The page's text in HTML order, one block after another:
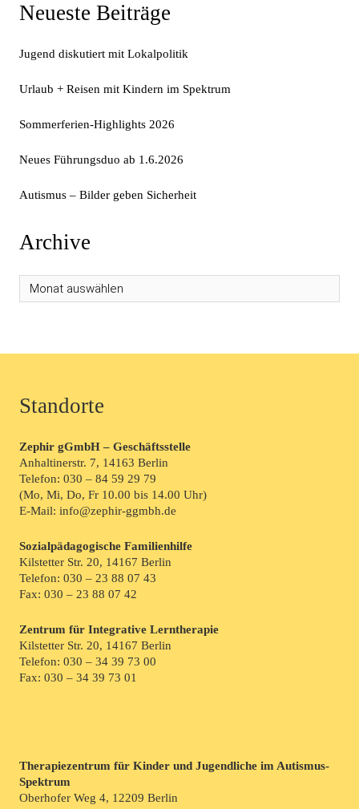
Neueste Beiträge
Jugend diskutiert mit Lokalpolitik
Urlaub + Reisen mit Kindern im Spektrum
Sommerferien-Highlights 2026
Neues Führungsduo ab 1.6.2026
Autismus – Bilder geben Sicherheit
Archive
Standorte
Zephir gGmbH – Geschäftsstelle
Anhaltinerstr. 7, 14163 Berlin
Telefon: 030 – 84 59 29 79
(Mo, Mi, Do, Fr 10.00 bis 14.00 Uhr)
E-Mail: info@zephir-ggmbh.de
Sozialpädagogische Familienhilfe
Kilstetter Str. 20, 14167 Berlin
Telefon: 030 – 23 88 07 43
Fax: 030 – 23 88 07 42
Zentrum für Integrative Lerntherapie
Kilstetter Str. 20, 14167 Berlin
Telefon: 030 – 34 39 73 00
Fax: 030 – 34 39 73 01
Therapiezentrum für Kinder und Jugendliche im Autismus-
Spektrum
Oberhofer Weg 4, 12209 Berlin